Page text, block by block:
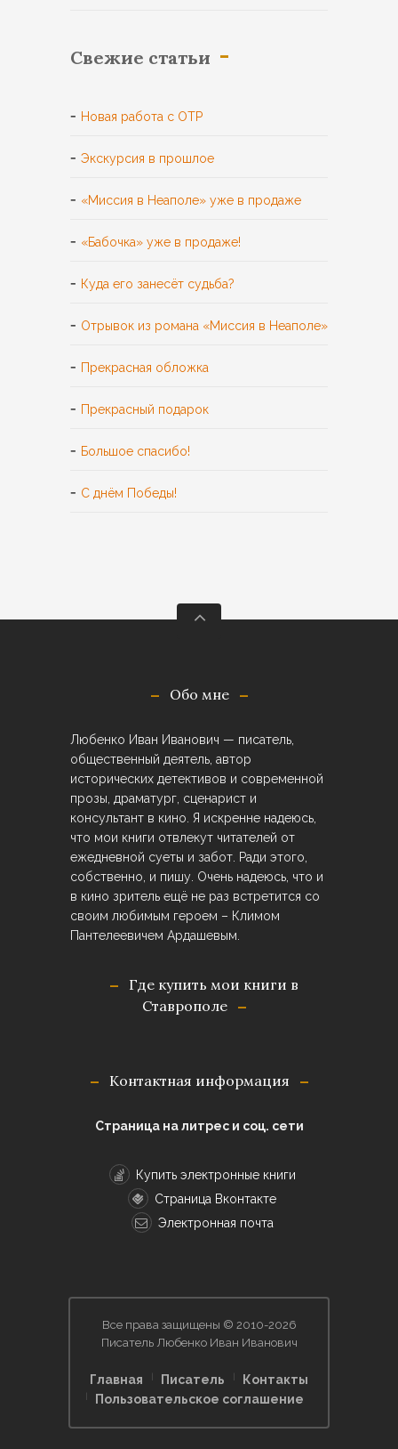
Свежие статьи
Новая работа с ОТР
Экскурсия в прошлое
«Миссия в Неаполе» уже в продаже
«Бабочка» уже в продаже!
Куда его занесёт судьба?
Отрывок из романа «Миссия в Неаполе»
Прекрасная обложка
Прекрасный подарок
Большое спасибо!
С днём Победы!
Обо мне
Любенко Иван Иванович — писатель,
общественный деятель, автор
исторических детективов и современной
прозы, драматург, сценарист и
консультант в кино. Я искренне надеюсь,
что мои книги отвлекут читателей от
ежедневной суеты и забот. Ради этого,
собственно, и пишу. Очень надеюсь, что и
в кино зритель ещё не раз встретится со
своим любимым героем – Климом
Пантелеевичем Ардашевым.
Где купить мои книги в
Ставрополе
Контактная информация
Страница на литрес и соц. сети
Купить электронные книги
Страница Вконтакте
Электронная почта
Все права защищены © 2010-2026
Писатель Любенко Иван Иванович
Главная Писатель
Контакты
Пользовательское соглашение